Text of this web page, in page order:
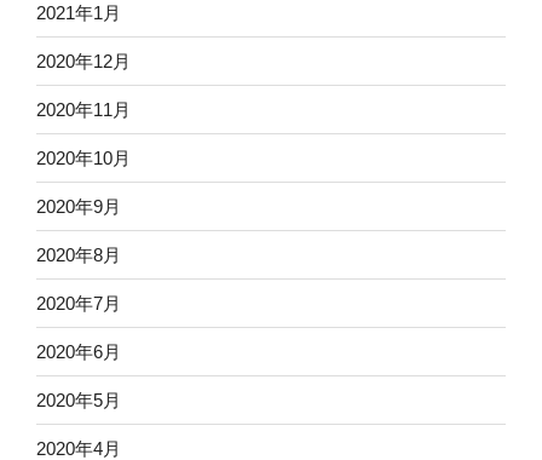
2021年1月
2020年12月
2020年11月
2020年10月
2020年9月
2020年8月
2020年7月
2020年6月
2020年5月
2020年4月